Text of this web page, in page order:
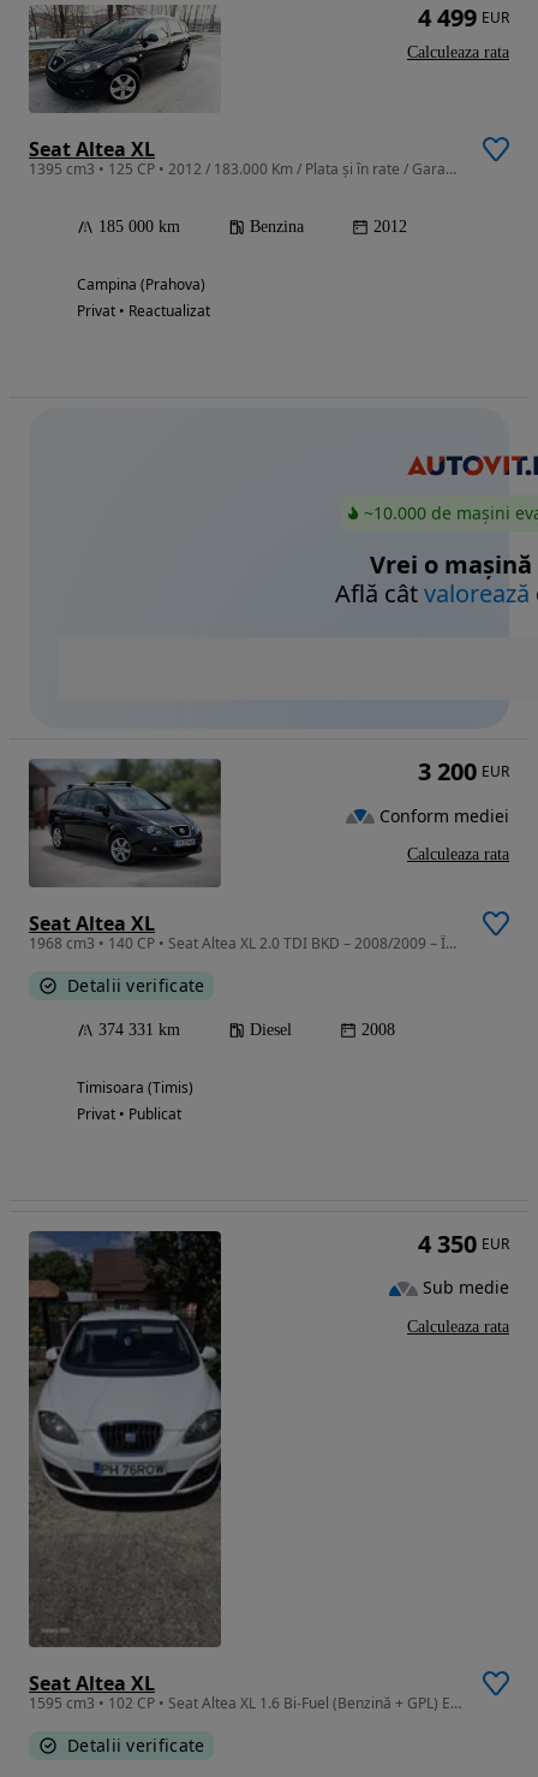
Seat Altea XL
1395 cm3 • 125 CP • 2012 / 183.000 Km / Plata și în rate / Garanție STANDARD 12 Luni
185 000 km Benzina 2012
Campina (Prahova)
Privat • Reactualizat
4 499 EUR
Calculeaza rata
~10.000 de mașini
Vrei o mașină
Află câtvalorează
Seat Altea XL
1968 cm3 • 140 CP • Seat Altea XL 2.0 TDI BKD – 2008/2009 – Întreținut exemplar
Detalii verificate
374 331 km Diesel 2008
Timisoara (Timis)
Privat • Publicat
3 200 EUR
Conform mediei
Calculeaza rata
Seat Altea XL
1595 cm3 • 102 CP • Seat Altea XL 1.6 Bi-Fuel (Benzină + GPL) Euro 5 | 2011 | 176.592 km ​
Detalii verificate
4 350 EUR
Sub medie
Calculeaza rata